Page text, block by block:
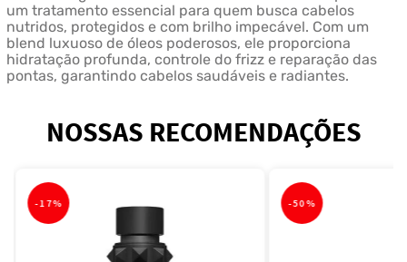
um tratamento essencial para quem busca cabelos
nutridos, protegidos e com brilho impecável. Com um
blend luxuoso de óleos poderosos, ele proporciona
hidratação profunda, controle do frizz e reparação das
pontas, garantindo cabelos saudáveis e radiantes.
NOSSAS RECOMENDAÇÕES
-17% -50%